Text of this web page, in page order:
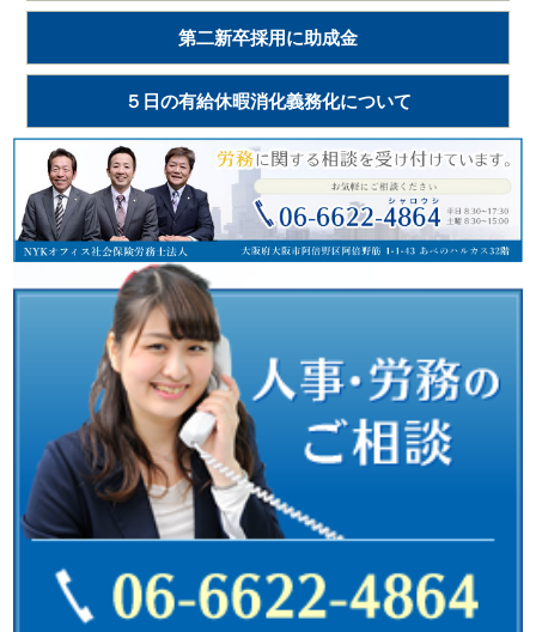
第二新卒採用に助成金
５日の有給休暇消化義務化について